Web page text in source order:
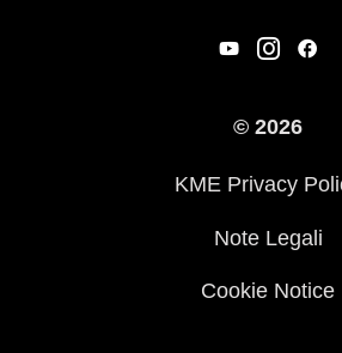
© 2026
KME Privacy
Note Legali
Cookie Notice